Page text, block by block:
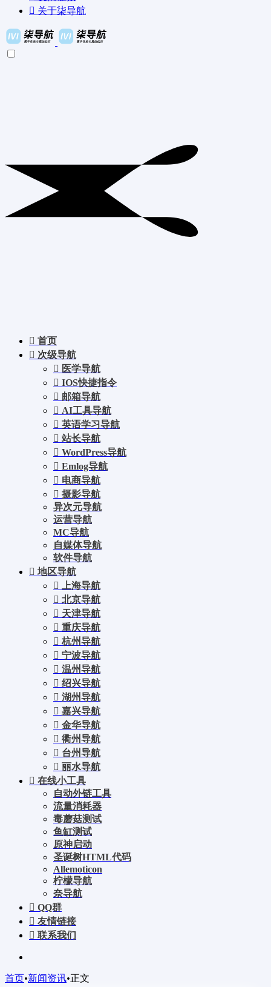
关于柒导航
首页
次级导航
医学导航
IOS快捷指令
邮箱导航
AI工具导航
英语学习导航
站长导航
WordPress导航
Emlog导航
电商导航
摄影导航
异次元导航
运营导航
MC导航
自媒体导航
软件导航
地区导航
上海导航
北京导航
天津导航
重庆导航
杭州导航
宁波导航
温州导航
绍兴导航
湖州导航
嘉兴导航
金华导航
衢州导航
台州导航
丽水导航
在线小工具
自动外链工具
流量消耗器
毒蘑菇测试
鱼缸测试
原神启动
圣诞树HTML代码
Allemoticon
柠檬导航
奈导航
QQ群
友情链接
联系我们
首页•新闻资讯•正文